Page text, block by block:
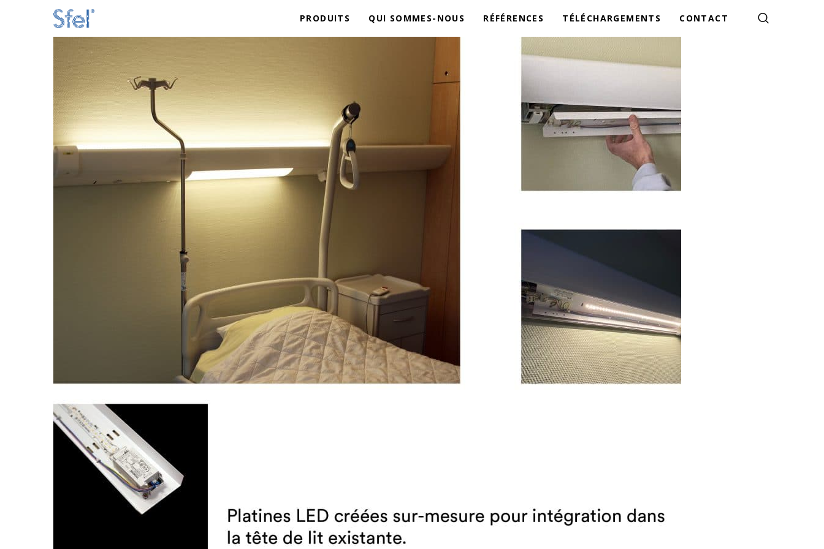
PRODUITS QUI SOMMES-NOUS RÉFÉRENCES TÉLÉCHARGEMENTS CONTACT